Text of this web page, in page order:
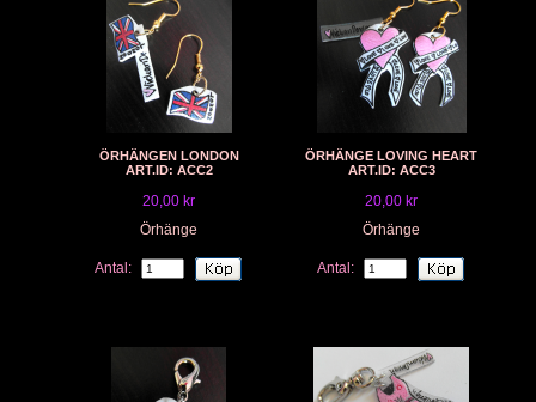
ÖRHÄNGEN LONDON
ART.ID: ACC2
20,00 kr
Örhänge
Antal:
ÖRHÄNGE LOVING HEART
ART.ID: ACC3
20,00 kr
Örhänge
Antal: